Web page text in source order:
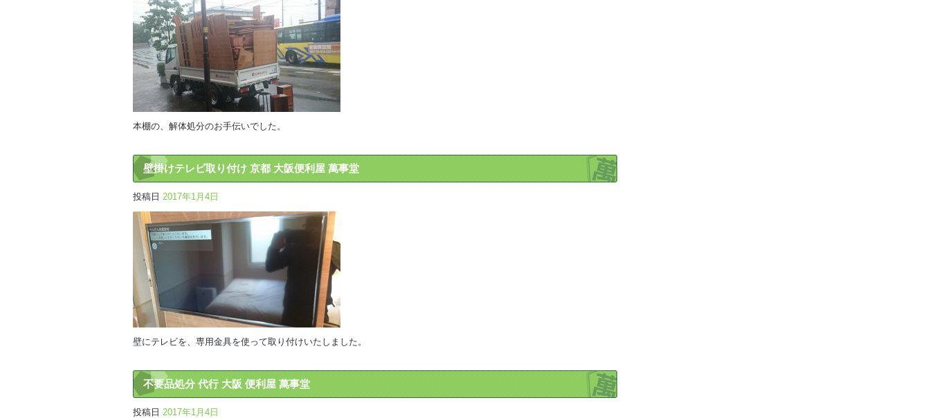
本棚の、解体処分のお手伝いでした。
壁掛けテレビ取り付け 京都 大阪便利屋 萬事堂
投稿日 2017年1月4日
壁にテレビを、専用金具を使って取り付けいたしました。
不要品処分 代行 大阪 便利屋 萬事堂
投稿日 2017年1月4日